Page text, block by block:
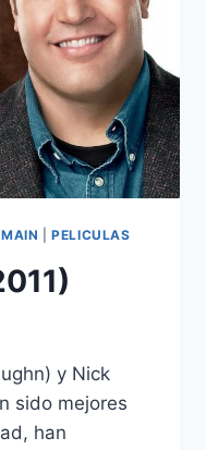
MAIN |PELICULAS
y Nick
sido mejores
han